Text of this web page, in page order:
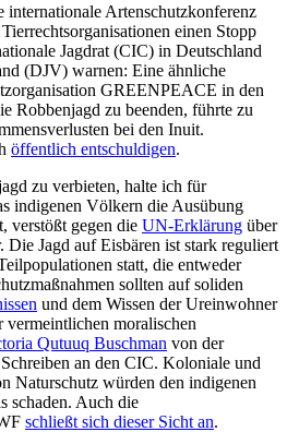
Artenschutzkonferenz
einen Stopp
Jagdrat (CIC) in Deutschland
(DJV) warnen: Eine ähnliche
GREENPEACE in den
Robbenjagd zu beenden, führte zu
bei den Inuit.
öffentlich entschuldigen.
zu verbieten, halte ich für
indigenen Völkern die Ausübung
verstößt gegen die UN-Erklärung über
Jagd auf Eisbären ist stark reguliert
statt, die entweder
sollten auf soliden
und dem Wissen der Ureinwohner
vermeintlichen moralischen
Qutuuq Buschman von der
an den CIC. Koloniale und
Naturschutz würden den indigenen
schaden. Auch die
schließt sich dieser Sicht an.